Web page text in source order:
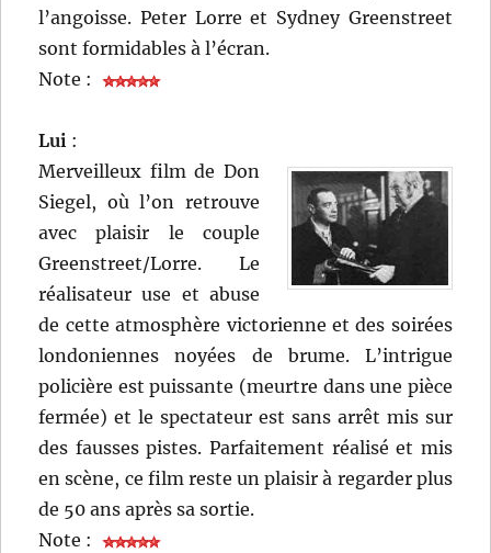
l’angoisse. Peter Lorre et Sydney Greenstreet
sont formidables à l’écran.
Note :
Lui :
Merveilleux film de Don
Siegel, où l’on retrouve
avec plaisir le couple
Greenstreet/Lorre. Le
réalisateur use et abuse
de cette atmosphère victorienne et des soirées
londoniennes noyées de brume. L’intrigue
policière est puissante (meurtre dans une pièce
fermée) et le spectateur est sans arrêt mis sur
des fausses pistes. Parfaitement réalisé et mis
en scène, ce film reste un plaisir à regarder plus
de 50 ans après sa sortie.
Note :